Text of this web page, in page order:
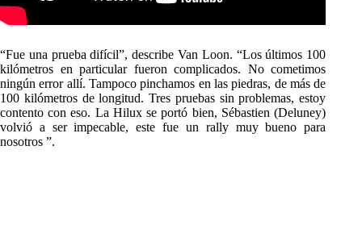
“Fue una prueba difícil”, describe Van Loon. “Los últimos 100
kilómetros en particular fueron complicados. No cometimos
ningún error allí. Tampoco pinchamos en las piedras, de más de
100 kilómetros de longitud. Tres pruebas sin problemas, estoy
contento con eso. La Hilux se portó bien, Sébastien (Deluney)
volvió a ser impecable, este fue un rally muy bueno para
nosotros ”.